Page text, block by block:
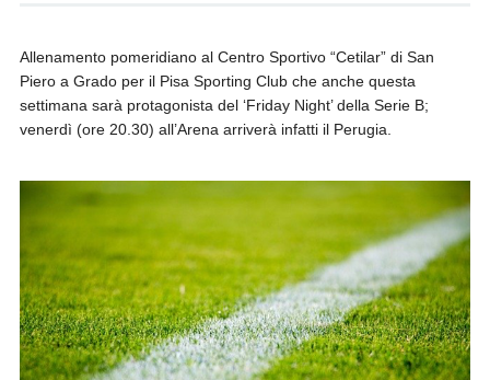
Allenamento pomeridiano al Centro Sportivo “Cetilar” di San
Piero a Grado per il Pisa Sporting Club che anche questa
settimana sarà protagonista del ‘Friday Night’ della Serie B;
venerdì (ore 20.30) all’Arena arriverà infatti il Perugia.